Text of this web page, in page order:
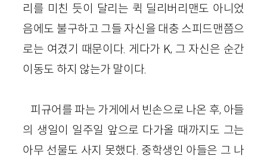
리를 미친 듯이 달리는 퀵 딜리버리맨도 아니었
음에도 불구하고 그들 자신을 대충 스피드맨쯤으
로는 여겼기 때문이다. 게다가 K, 그 자신은 순간
이동도 하지 않는가 말이다.
피규어를 파는 가게에서 빈손으로 나온 후, 아들
의 생일이 일주일 앞으로 다가올 때까지도 그는
아무 선물도 사지 못했다. 중학생인 아들은 그 나